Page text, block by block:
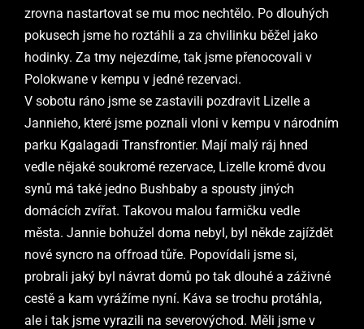
zrovna nastartovat se mu moc nechtělo. Po dlouhých
pokusech jsme ho roztáhli a za chvilinku běžel jako
hodinky. Za tmy nejezdíme, tak jsme přenocovali v
Polokwane v kempu v jedné rezervaci.
V sobotu ráno jsme se zastavili pozdravit Lizelle a
Jannieho, které jsme poznali vloni v kempu v národním
parku Kgalagadi Transfrontier. Mají malý ráj hned
vedle nějaké soukromé rezervace, Lizelle kromě dvou
synů má také jedno Bushbaby a spousty jiných
domácích zvířat. Takovou malou farmičku vedle
města. Jannie bohužel doma nebyl, byl někde zajíždět
nové syncro na offroad tůře. Popovídali jsme si,
probrali jaký byl návrat domů po tak dlouhé a záživné
cestě a kam vyrážíme nyní. Káva se trochu protáhla,
ale i tak jsme vyrazili na severovýchod. Měli jsme v